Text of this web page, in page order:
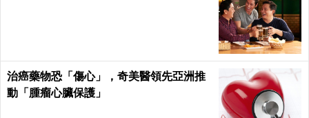
治癌藥物恐「傷心」，奇美醫領先亞洲推
動「腫瘤心臟保護」